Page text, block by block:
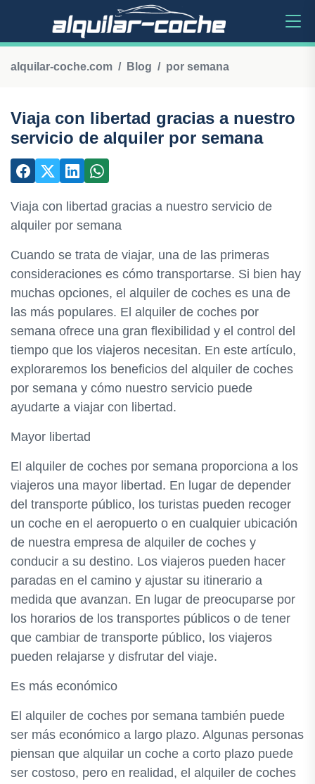
alquilar-coche.com Blog por semana
Viaja con libertad gracias a nuestro
servicio de alquiler por semana
Viaja con libertad gracias a nuestro servicio de
alquiler por semana
Cuando se trata de viajar, una de las primeras
consideraciones es cómo transportarse. Si bien hay
muchas opciones, el alquiler de coches es una de
las más populares. El alquiler de coches por
semana ofrece una gran flexibilidad y el control del
tiempo que los viajeros necesitan. En este artículo,
exploraremos los beneficios del alquiler de coches
por semana y cómo nuestro servicio puede
ayudarte a viajar con libertad.
Mayor libertad
El alquiler de coches por semana proporciona a los
viajeros una mayor libertad. En lugar de depender
del transporte público, los turistas pueden recoger
un coche en el aeropuerto o en cualquier ubicación
de nuestra empresa de alquiler de coches y
conducir a su destino. Los viajeros pueden hacer
paradas en el camino y ajustar su itinerario a
medida que avanzan. En lugar de preocuparse por
los horarios de los transportes públicos o de tener
que cambiar de transporte público, los viajeros
pueden relajarse y disfrutar del viaje.
Es más económico
El alquiler de coches por semana también puede
ser más económico a largo plazo. Algunas personas
piensan que alquilar un coche a corto plazo puede
ser costoso, pero en realidad, el alquiler de coches